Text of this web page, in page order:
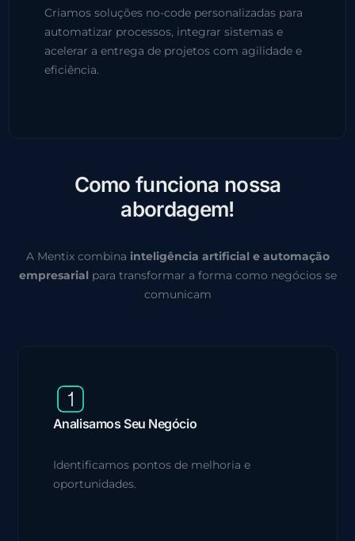
Criamos soluções no-code personalizadas para
automatizar processos, integrar sistemas e
acelerar a entrega de projetos com agilidade e
eficiência.
Como funciona nossa
abordagem!
A Mentix combina inteligência artificial e automação
empresarial para transformar a forma como negócios se
comunicam
Analisamos Seu Negócio
Identificamos pontos de melhoria e
oportunidades.